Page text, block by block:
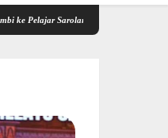
Sarolangun, Harus Bijak Bermedia